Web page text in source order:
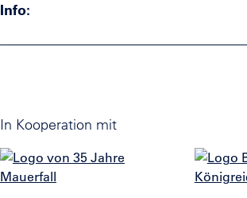
Info
In Kooperation mit